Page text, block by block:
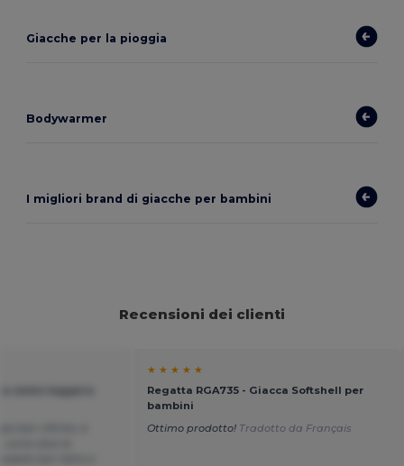
Giacche per la pioggia
Bodywarmer
I migliori brand di giacche per bambini
Recensioni dei clienti
★ ★ ★ ★ ★
Regatta RGA735 - Giacca Softshell per
bambini
Ottimo prodotto! Tradotto da Français